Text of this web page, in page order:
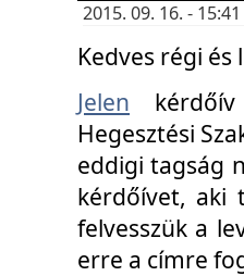
2015. 09. 16. -
Kedves régi
Jelen
Hegesztési
eddigi tagság
kérdőívet, aki
felvesszük a
erre a címre